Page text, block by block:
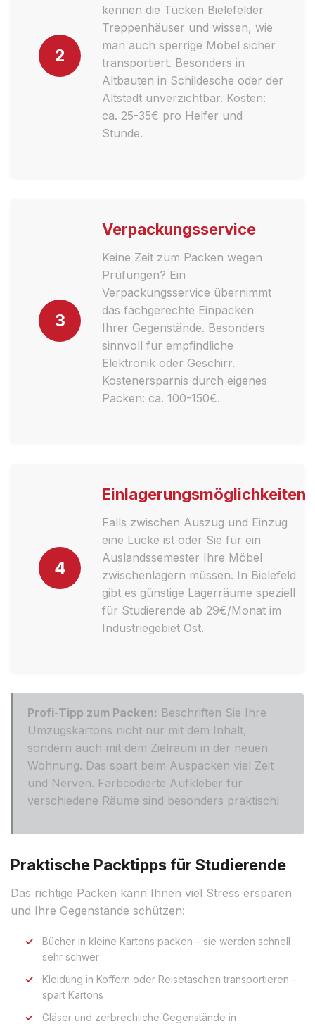
2
kennen die Tücken Bielefelder
Treppenhäuser und wissen, wie
man auch sperrige Möbel sicher
transportiert. Besonders in
Altbauten in Schildesche oder der
Altstadt unverzichtbar. Kosten:
ca. 25-35€ pro Helfer und
Stunde.
3
Verpackungsservice
Keine Zeit zum Packen wegen
Prüfungen? Ein
Verpackungsservice übernimmt
das fachgerechte Einpacken
Ihrer Gegenstände. Besonders
sinnvoll für empfindliche
Elektronik oder Geschirr.
Kostenersparnis durch eigenes
Packen: ca. 100-150€.
4
Einlagerungsmöglichkeiten
Falls zwischen Auszug und Einzug
eine Lücke ist oder Sie für ein
Auslandssemester Ihre Möbel
zwischenlagern müssen. In Bielefeld
gibt es günstige Lagerräume speziell
für Studierende ab 29€/Monat im
Industriegebiet Ost.
Profi-Tipp zum Packen: Beschriften Sie Ihre
Umzugskartons nicht nur mit dem Inhalt,
sondern auch mit dem Zielraum in der neuen
Wohnung. Das spart beim Auspacken viel Zeit
und Nerven. Farbcodierte Aufkleber für
verschiedene Räume sind besonders praktisch!
Praktische Packtipps für Studierende
Das richtige Packen kann Ihnen viel Stress ersparen
und Ihre Gegenstände schützen:
Bücher in kleine Kartons packen – sie werden schnell
sehr schwer
Kleidung in Koffern oder Reisetaschen transportieren –
spart Kartons
Gläser und zerbrechliche Gegenstände in